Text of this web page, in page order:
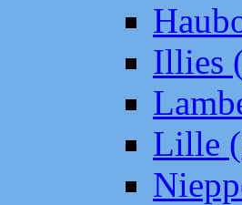
Illies
Lille